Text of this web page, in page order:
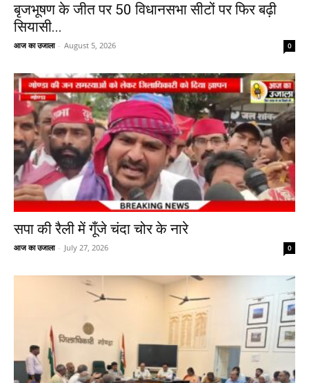
बृजभूषण के जीत पर 50 विधानसभा सीटों पर फिर बढ़ी
सियासी...
आज का उजाला - August 5, 2026 0
सपा की रैली में गूँजे चंदा चोर के नारे
आज का उजाला - July 27, 2026 0